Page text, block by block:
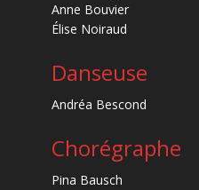
Anne Bouvier
Élise Noiraud
Danseuse
Andréa Bescond
Chorégraphe
Pina Bausch